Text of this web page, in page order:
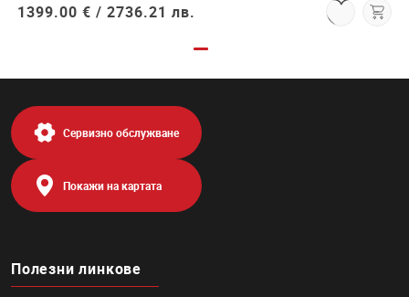
1399.00 € / 2736.21 лв.
Полезни линкове
Сервизно обслужване
Покажи на картата